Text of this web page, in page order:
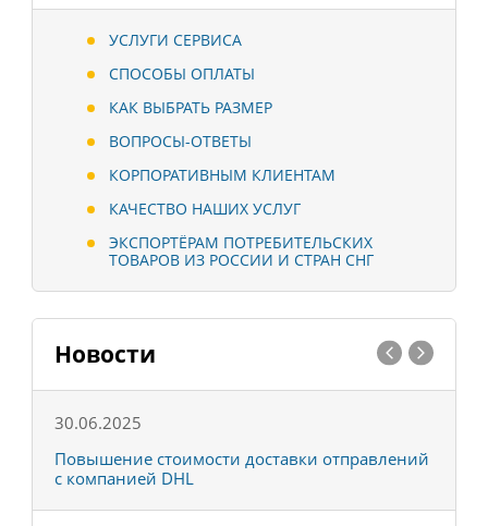
УСЛУГИ СЕРВИСА
СПОСОБЫ ОПЛАТЫ
КАК ВЫБРАТЬ РАЗМЕР
ВОПРОСЫ-ОТВЕТЫ
КОРПОРАТИВНЫМ КЛИЕНТАМ
КАЧЕСТВО НАШИХ УСЛУГ
ЭКСПОРТЁРАМ ПОТРЕБИТЕЛЬСКИХ
ТОВАРОВ ИЗ РОССИИ И СТРАН СНГ
Новости
30.06.2025
Повышение стоимости доставки отправлений
с компанией DHL